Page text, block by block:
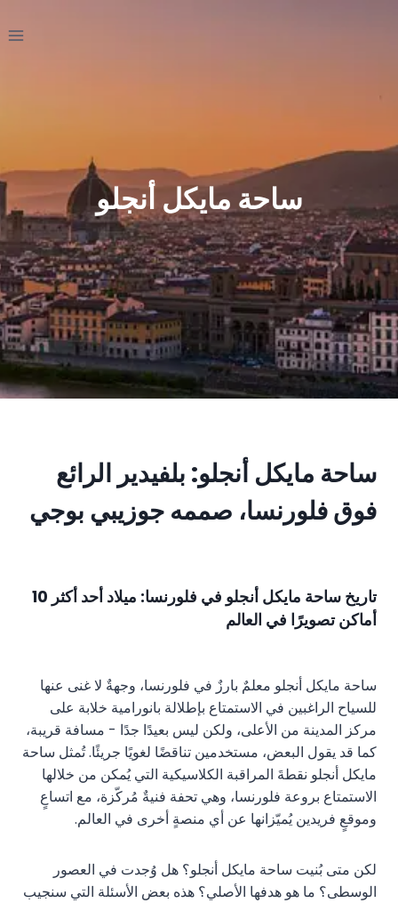
ساحة مايكل أنجلو
ساحة مايكل أنجلو: بلفيدير الرائع
فوق فلورنسا، صممه جوزيبي بوجي
تاريخ ساحة مايكل أنجلو في فلورنسا: ميلاد أحد أكثر 10
أماكن تصويرًا في العالم
ساحة مايكل أنجلو معلمٌ بارزٌ في فلورنسا، وجهةٌ لا غنى عنها
للسياح الراغبين في الاستمتاع بإطلالة بانورامية خلابة على
مركز المدينة من الأعلى، ولكن ليس بعيدًا جدًا - مسافة قريبة،
كما قد يقول البعض، مستخدمين تناقضًا لغويًا جريئًا. تُمثل ساحة
مايكل أنجلو نقطةَ المراقبة الكلاسيكية التي يُمكن من خلالها
الاستمتاع بروعة فلورنسا، وهي تحفة فنيةٌ مُركّزة، مع اتساعٍ
وموقعٍ فريدين يُميّزانها عن أي منصةٍ أخرى في العالم.
لكن متى بُنيت ساحة مايكل أنجلو؟ هل وُجدت في العصور
الوسطى؟ ما هو هدفها الأصلي؟ هذه بعض الأسئلة التي سنجيب